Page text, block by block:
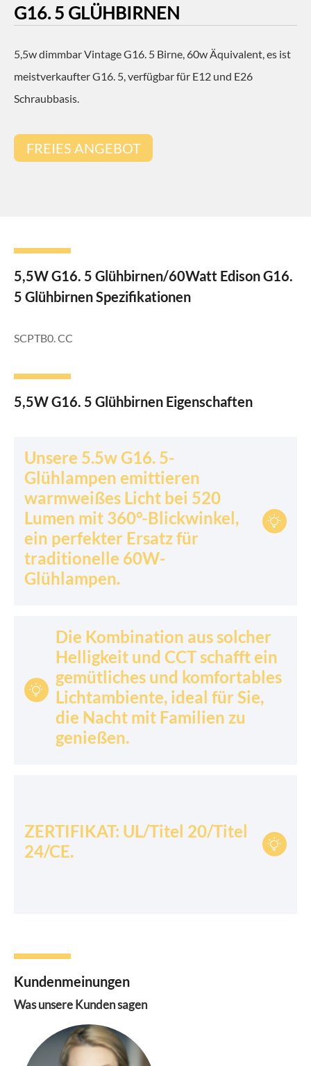
G16. 5 GLÜHBIRNEN
5,5w dimmbar Vintage G16. 5 Birne, 60w Äquivalent, es ist
meistverkaufter G16. 5, verfügbar für E12 und E26
Schraubbasis.
FREIES ANGEBOT
5,5W G16. 5 Glühbirnen/60Watt Edison G16.
5 Glühbirnen Spezifikationen
SCPTB0. CC
5,5W G16. 5 Glühbirnen Eigenschaften

Unsere 5.5w G16. 5-
Glühlampen emittieren
warmweißes Licht bei 520
Lumen mit 360°-Blickwinkel,
ein perfekter Ersatz für
traditionelle 60W-
Glühlampen.

Die Kombination aus solcher
Helligkeit und CCT schafft ein
gemütliches und komfortables
Lichtambiente, ideal für Sie,
die Nacht mit Familien zu
genießen.

ZERTIFIKAT: UL/Titel 20/Titel
24/CE.
Kundenmeinungen
Was unsere Kunden sagen